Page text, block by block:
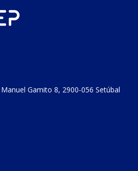
Gamito 8, 2900-056 Setúbal